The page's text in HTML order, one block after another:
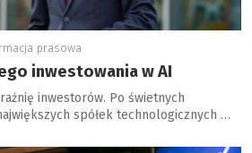
prasowa
inwestowania w AI
inwestorów. Po świetnych
spółek technologicznych …